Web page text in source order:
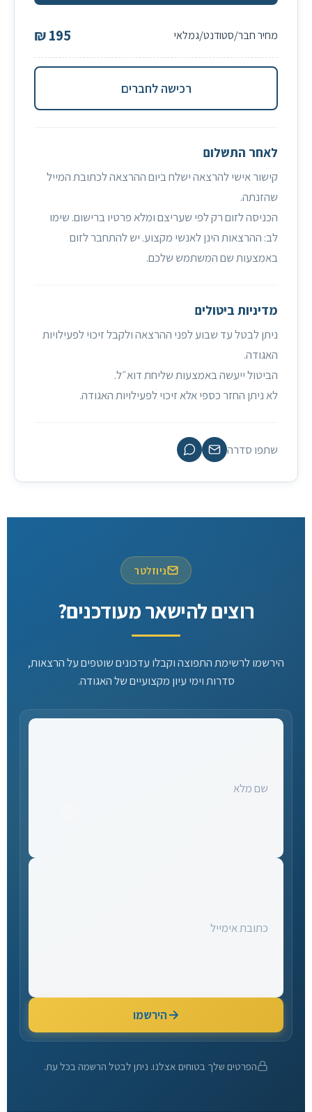
195 ₪
רכישה לחברים
לאחר התשלום
קישור אישי להרצאה ישלח ביום ההרצאה לכתובת המייל
שהזנתה.
הכניסה לזום רק לפי שעריצם ומלא פרטיו ברישום. שימו
לב: ההרצאות הינן לאנשי מקצוע. יש להתחבר לזום
באמצעות שם המשתמש שלכם.
מדיניות ביטולים
ניתן לבטל עד שבוע לפני ההרצאה ולקבל זיכוי לפעילויות
האגודה.
הביטול ייעשה באמצעות שליחת דוא״ל.
לא ניתן החזר כספי אלא זיכוי לפעילויות האגודה.
שתפו סדרה
ניוזלטר
רוצים להישאר מעודכנים?
הירשמו לרשימת התפוצה וקבלו עדכונים שוטפים על הרצאות,
סדרות וימי עיון מקצועיים של האגודה.
הירשמו
הפרטים שלך בטוחים אצלנו. ניתן לבטל הרשמה בכל עת.